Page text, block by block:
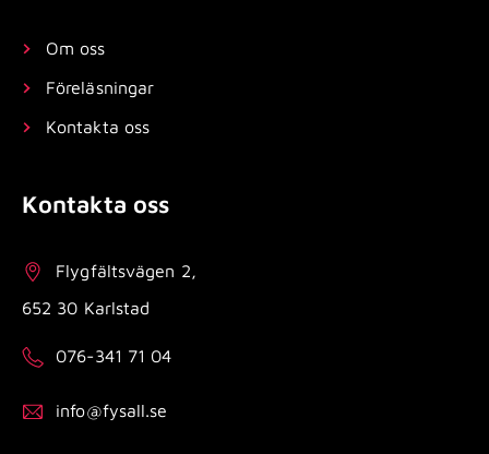
Om oss
Föreläsningar
Kontakta oss
Kontakta oss
Flygfältsvägen 2,
652 30 Karlstad
076-341 71 04
info@fysall.se